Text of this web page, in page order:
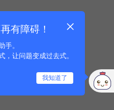
有障碍！
手。
，让问题变成过去式。
我知道了